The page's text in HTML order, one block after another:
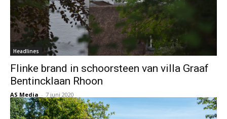
Headlines
Flinke brand in schoorsteen van villa Graaf
Bentincklaan Rhoon
AS Media - 7 juni 2020